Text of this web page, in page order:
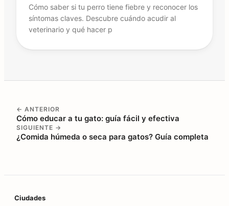
Cómo saber si tu perro tiene fiebre y reconocer los
síntomas claves. Descubre cuándo acudir al
veterinario y qué hacer p
← ANTERIOR
Cómo educar a tu gato: guía fácil y efectiva
SIGUIENTE →
¿Comida húmeda o seca para gatos? Guía completa
Pie de página
Ciudades